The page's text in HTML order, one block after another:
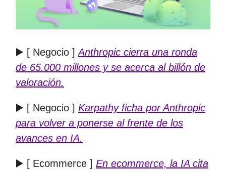
▶️ [ Negocio ]Anthropic cierra una ronda
de 65.000 millones y se acerca al billón de
valoración.
▶️ [ Negocio ] Karpathy ficha por Anthropic
para volver a ponerse al frente de los
avances en IA.
▶️ [ Ecommerce ] En ecommerce, la IA cita